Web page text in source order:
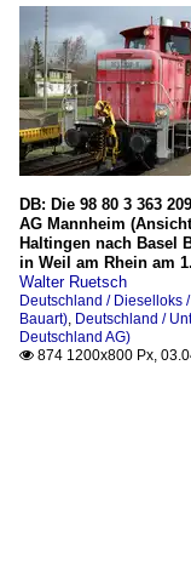
DB: Die 98 80 3 363
AG Mannheim
Haltingen nach Basel
in Weil am Rhein am
Walter Ruetsch
Deutschland / Dieselloks
Bauart), Deutschland /
Deutschland AG)
 874 1200x800 Px,